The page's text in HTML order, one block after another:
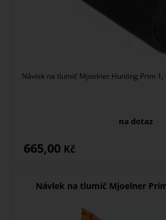
Návlek na tlumič Mjoelner Hunting Prim 1,
na dotaz
665,00 Kč
Návlek na tlumič Mjoelner